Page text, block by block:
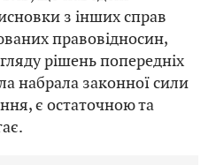
з інших справ
правовідносин,
рішень попередніх
набрала законної сили
є остаточною та